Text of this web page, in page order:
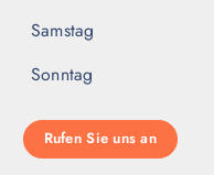
Samstag
Sonntag
Rufen Sie uns an